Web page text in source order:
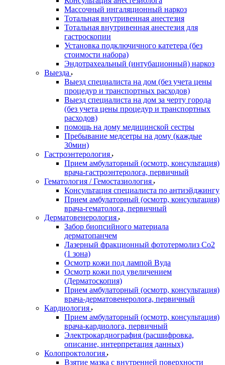
Массочный ингаляционный наркоз
Тотальная внутривенная анестезия
Тотальная внутривенная анестезия для
гастроскопии
Установка подключичного катетера (без
стоимости набора)
Эндотрахеальный (интубационный) наркоз
Выезда
Выезд специалиста на дом (без учета цены
процедур и транспортных расходов)
Выезд специалиста на дом за черту города
(без учета цены процедур и транспортных
расходов)
помощь на дому медицинской сестры
Пребывание медсетры на дому (каждые
30мин)
Гастроэнтерология
Прием амбулаторный (осмотр, консультация)
врача-гастроэнтеролога, первичный
Гематология / Гемостазиология
Консультация специалиста по антиэйджингу
Прием амбулаторный (осмотр, консультация)
врача-гематолога, первичный
Дерматовенерология
Забор биопсийного материала
дерматопанчем
Лазерный фракционный фототермолиз Со2
(1 зона)
Осмотр кожи под лампой Вуда
Осмотр кожи под увеличением
(Дерматоскопия)
Прием амбулаторный (осмотр, консультация)
врача-дерматовенеролога, первичный
Кардиология
Прием амбулаторный (осмотр, консультация)
врача-кардиолога, первичный
Электрокардиография (расшифровка,
описание, интерпретация данных)
Колопроктология
Взятие мазка с внутренней поверхности